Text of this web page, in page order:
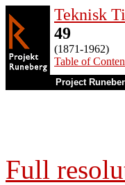
Teknisk
49
(1871-1962)
Table of
Project
Full